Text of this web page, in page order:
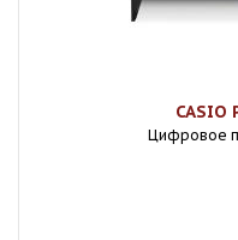
CASIO
Цифровое